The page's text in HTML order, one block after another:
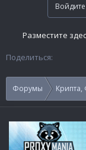
Разместите
Поделиться:
Форумы